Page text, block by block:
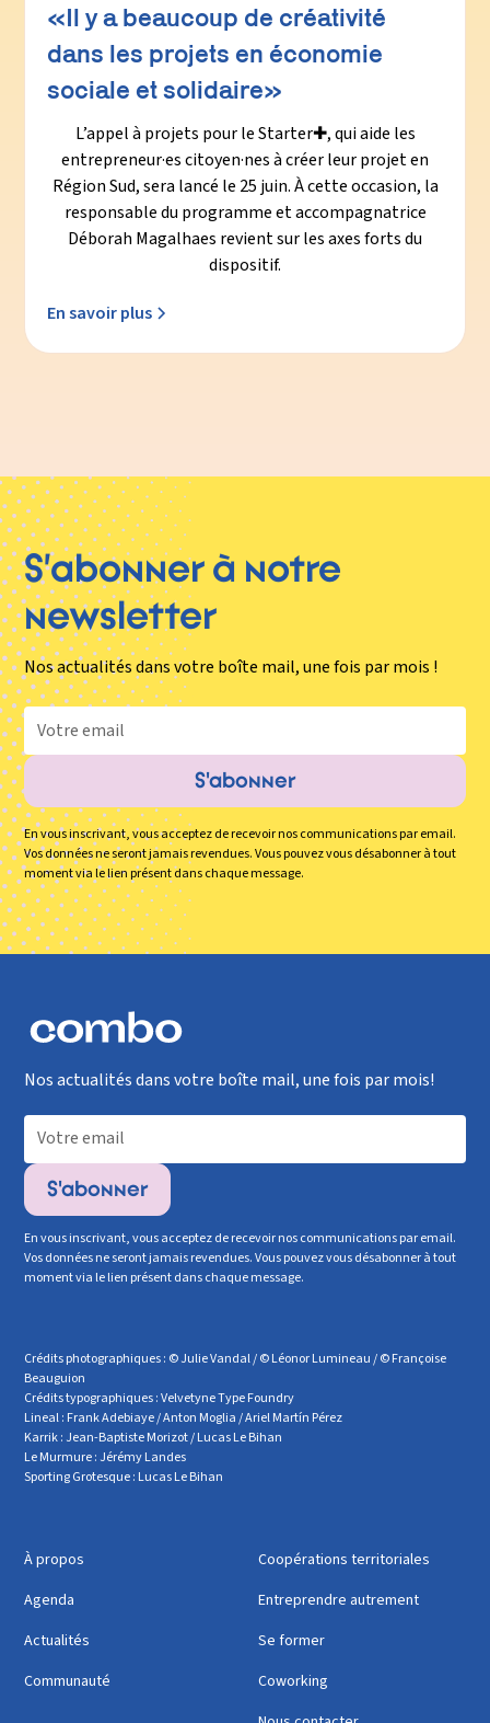
«Il y a beaucoup de créativité
dans les projets en économie
sociale et solidaire»
L’appel à projets pour le Starter✚, qui aide les
entrepreneur·es citoyen·nes à créer leur projet en
Région Sud, sera lancé le 25 juin. À cette occasion, la
responsable du programme et accompagnatrice
Déborah Magalhaes revient sur les axes forts du
dispositif.
En savoir plus
S’abonner à notre
newsletter
Nos actualités dans votre boîte mail, une fois par mois !
En vous inscrivant, vous acceptez de recevoir nos communications par email.
Vos données ne seront jamais revendues. Vous pouvez vous désabonner à tout
moment via le lien présent dans chaque message.
Nos actualités dans votre boîte mail, une fois par mois!
En vous inscrivant, vous acceptez de recevoir nos communications par email.
Vos données ne seront jamais revendues. Vous pouvez vous désabonner à tout
moment via le lien présent dans chaque message.
Crédits photographiques : © Julie Vandal / © Léonor Lumineau / © Françoise
Beauguion
Crédits typographiques : Velvetyne Type Foundry
Lineal : Frank Adebiaye / Anton Moglia / Ariel Martín Pérez
Karrik : Jean-Baptiste Morizot / Lucas Le Bihan
Le Murmure : Jérémy Landes
Sporting Grotesque : Lucas Le Bihan
À propos
Agenda
Actualités
Communauté
Coopérations territoriales
Entreprendre autrement
Se former
Coworking